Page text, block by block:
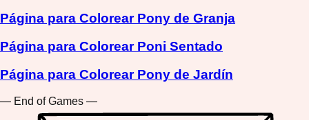
Página para Colorear Pony de Granja
Página para Colorear Poni Sentado
Página para Colorear Pony de Jardín
— End of Games —